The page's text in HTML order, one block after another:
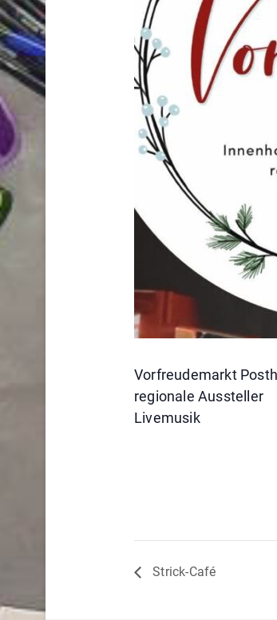
Vorfreudemarkt
regionale Aussteller
Livemusik
Strick-Café